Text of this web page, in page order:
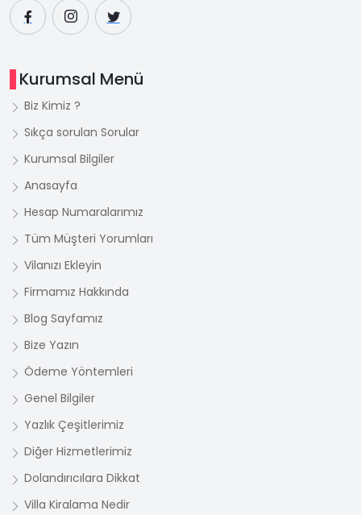
Kurumsal Menü
Biz Kimiz ?
Sıkça sorulan Sorular
Kurumsal Bilgiler
Anasayfa
Hesap Numaralarımız
Tüm Müşteri Yorumları
Vilanızı Ekleyin
Firmamız Hakkında
Blog Sayfamız
Bize Yazın
Ödeme Yöntemleri
Genel Bilgiler
Yazlık Çeşitlerimiz
Diğer Hizmetlerimiz
Dolandırıcılara Dikkat
Villa Kiralama Nedir